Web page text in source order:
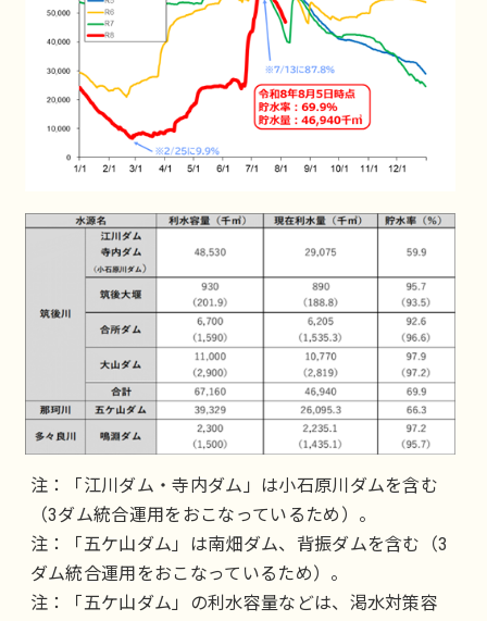
注：「江川ダム・寺内ダム」は小石原川ダムを含む
（3ダム統合運用をおこなっているため）。
注：「五ケ山ダム」は南畑ダム、背振ダムを含む（3
ダム統合運用をおこなっているため）。
注：「五ケ山ダム」の利水容量などは、渇水対策容